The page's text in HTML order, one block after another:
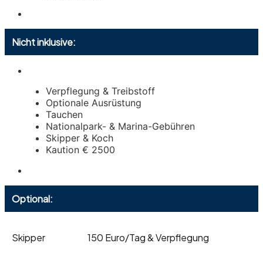
Nicht inklusive:
Verpflegung & Treibstoff
Optionale Ausrüstung
Tauchen
Nationalpark- & Marina-Gebühren
Skipper & Koch
Kaution € 2500
Optional:
Skipper 150 Euro/Tag & Verpflegung